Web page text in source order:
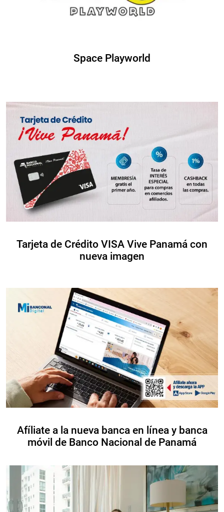
Space Playworld
Tarjeta de Crédito VISA Vive Panamá con
nueva imagen
Afíliate a la nueva banca en línea y banca
móvil de Banco Nacional de Panamá